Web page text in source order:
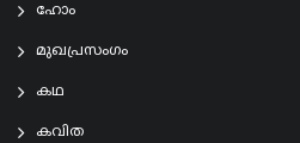
ഹോം
മുഖപ്രസംഗം
കഥ
കവിത